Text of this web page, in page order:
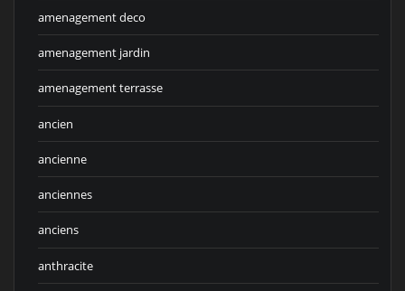
amenagement deco
amenagement jardin
amenagement terrasse
ancien
ancienne
anciennes
anciens
anthracite